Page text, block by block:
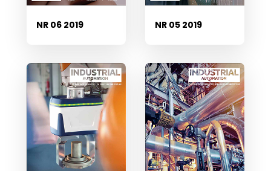
NR 06 2019 NR 05 2019